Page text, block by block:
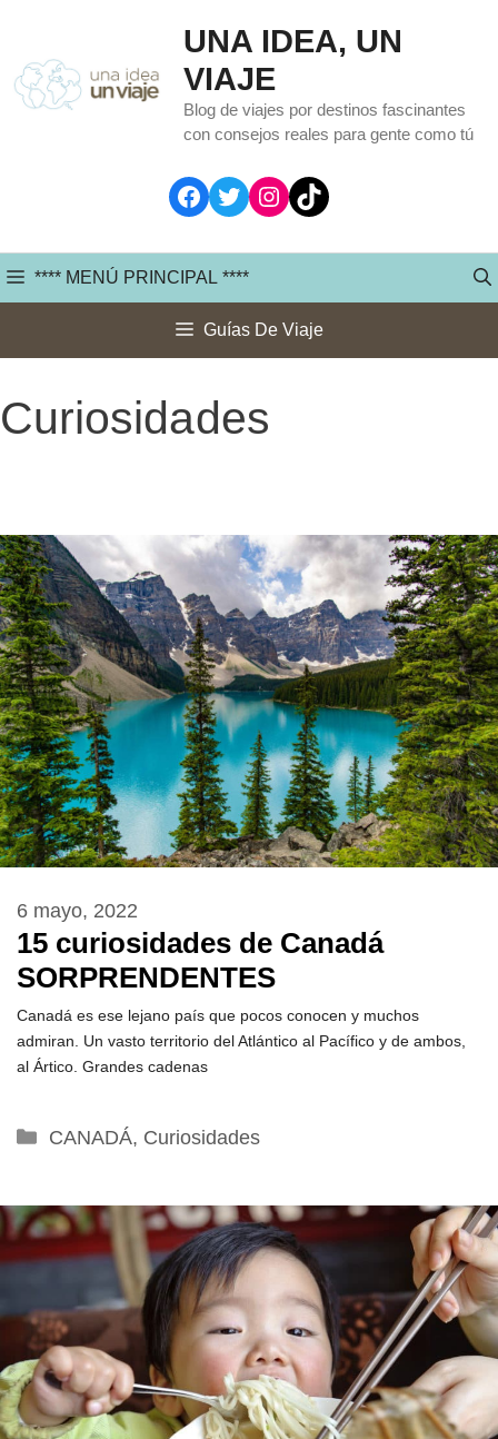
contenido
UNA IDEA, UN
VIAJE
Blog de viajes por destinos fascinantes
con consejos reales para gente como tú
Facebook
TwitterInstagram
TikTok
**** MENÚ PRINCIPAL ****
Guías De Viaje
Curiosidades
15 curiosidades de Canadá
SORPRENDENTES
6 mayo, 2022
Canadá es ese lejano país que pocos conocen y muchos
admiran. Un vasto territorio del Atlántico al Pacífico y de ambos,
al Ártico. Grandes cadenas
Categorías
CANADÁ, Curiosidades